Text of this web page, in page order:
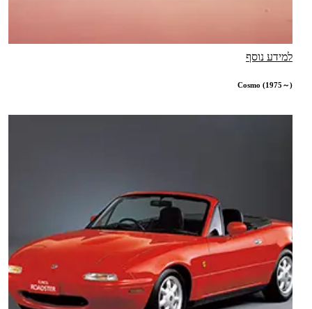
למידע נוסף
Cosmo (1975～)